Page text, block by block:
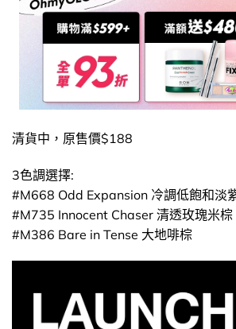
清貨中，原售價$188
3色調選擇:
#M668 Odd Expansion 冷調低飽和淡
#M735 Innocent Chaser 清透玫瑰米棕
#M386 Bare in Tense 大地啡棕